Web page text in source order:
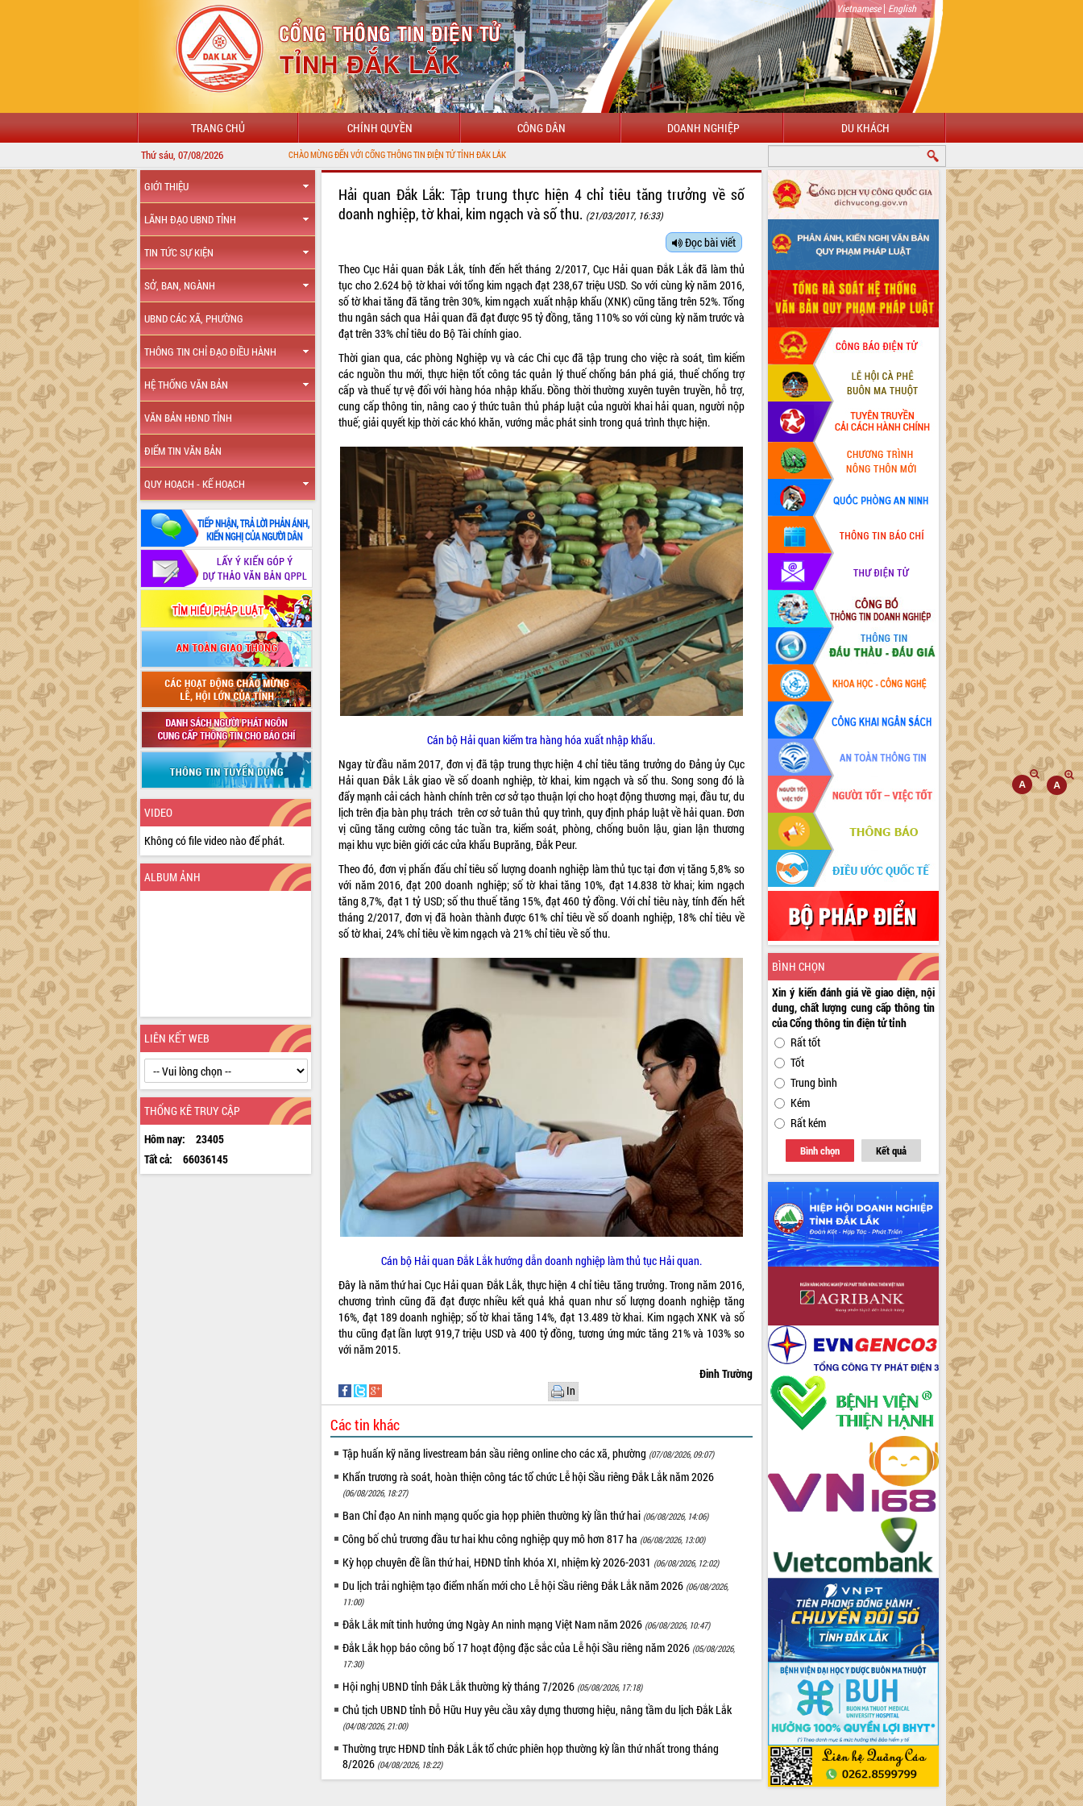
Vietnamese| English
TRANG CHỦ CHÍNH QUYỀN CÔNG DÂN DOANH NGHIỆP DU KHÁCH
Thứ sáu, 07/08/2026 CHÀO MỪNG ĐẾN VỚI CỔNG THÔNG TIN ĐIỆN TỬ TỈNH ĐẮK LẮK
GIỚI THIỆU
LÃNH ĐẠO UBND TỈNH
TIN TỨC SỰ KIỆN
SỞ, BAN, NGÀNH
UBND CÁC XÃ, PHƯỜNG
THÔNG TIN CHỈ ĐẠO ĐIỀU HÀNH
HỆ THỐNG VĂN BẢN
VĂN BẢN HĐND TỈNH
ĐIỂM TIN VĂN BẢN
QUY HOẠCH - KẾ HOẠCH
VIDEO
Không có file video nào để phát.
ALBUM ẢNH
LIÊN KẾT WEB
THỐNG KÊ TRUY CẬP
Hôm nay:
23405
Tất cả:
66036145
Hải quan Đắk Lắk: Tập trung thực hiện 4 chỉ tiêu tăng trưởng về số
doanh nghiệp, tờ khai, kim ngạch và số thu. (21/03/2017, 16:33)
Đọc bài viết
Theo Cục Hải quan Đắk Lắk, tính đến hết tháng 2/2017, Cục Hải quan Đắk Lắk đã làm thủ
tục cho 2.624 bộ tờ khai với tổng kim ngạch đạt 238,67 triệu USD. So với cùng kỳ năm 2016,
số tờ khai tăng đã tăng trên 30%, kim ngạch xuất nhập khẩu (XNK) cũng tăng trên 52%. Tổng
thu ngân sách qua Hải quan đã đạt được 95 tỷ đồng, tăng 110% so với cùng kỳ năm trước và
đạt trên 33% chỉ tiêu do Bộ Tài chính giao.
Thời gian qua, các phòng Nghiệp vụ và các Chi cục đã tập trung cho việc rà soát, tìm kiếm
các nguồn thu mới, thực hiện tốt công tác quản lý thuế chống bán phá giá, thuế chống trợ
cấp và thuế tự vệ đối với hàng hóa nhập khẩu. Đồng thời thường xuyên tuyên truyền, hỗ trợ,
cung cấp thông tin, nâng cao ý thức tuân thủ pháp luật của người khai hải quan, người nộp
thuế; giải quyết kịp thời các khó khăn, vướng mắc phát sinh trong quá trình thực hiện.
Cán bộ Hải quan kiểm tra hàng hóa xuất nhập khẩu.
Ngay từ đầu năm 2017, đơn vị đã tập trung thực hiện 4 chỉ tiêu tăng trưởng do Đảng ủy Cục
Hải quan Đắk Lắk giao về số doanh nghiệp, tờ khai, kim ngạch và số thu. Song song đó là
đẩy mạnh cải cách hành chính trên cơ sở tạo thuận lợi cho hoạt động thương mại, đầu tư, du
lịch trên địa bàn phụ trách trên cơ sở tuân thủ quy trình, quy định pháp luật về hải quan. Đơn
vị cũng tăng cường công tác tuần tra, kiểm soát, phòng, chống buôn lậu, gian lận thương
mại khu vực biên giới các cửa khẩu Buprăng, Đắk Peur.
Theo đó, đơn vị phấn đấu chỉ tiêu số lượng doanh nghiệp làm thủ tục tại đơn vị tăng 5,8% so
với năm 2016, đạt 200 doanh nghiệp; số tờ khai tăng 10%, đạt 14.838 tờ khai; kim ngạch
tăng 8,7%, đạt 1 tỷ USD; số thu thuế tăng 15%, đạt 460 tỷ đồng. Với chỉ tiêu này, tính đến hết
tháng 2/2017, đơn vị đã hoàn thành được 61% chỉ tiêu về số doanh nghiệp, 18% chỉ tiêu về
số tờ khai, 24% chỉ tiêu về kim ngạch và 21% chỉ tiêu về số thu.
Cán bộ Hải quan Đắk Lắk hướng dẫn doanh nghiệp làm thủ tục Hải quan.
Đây là năm thứ hai Cục Hải quan Đắk Lắk, thực hiện 4 chỉ tiêu tăng trưởng. Trong năm 2016,
chương trình cũng đã đạt được nhiều kết quả khả quan như số lượng doanh nghiệp tăng
16%, đạt 189 doanh nghiệp; số tờ khai tăng 14%, đạt 13.489 tờ khai. Kim ngạch XNK và số
thu cũng đạt lần lượt 919,7 triệu USD và 400 tỷ đồng, tương ứng mức tăng 21% và 103% so
với năm 2015.
Đinh Trường
In
Các tin khác
Tập huấn kỹ năng livestream bán sầu riêng online cho các xã, phường (07/08/2026, 09:07)
Khẩn trương rà soát, hoàn thiện công tác tổ chức Lễ hội Sầu riêng Đắk Lắk năm 2026
(06/08/2026, 18:27)
Ban Chỉ đạo An ninh mạng quốc gia họp phiên thường kỳ lần thứ hai (06/08/2026, 14:06)
Công bố chủ trương đầu tư hai khu công nghiệp quy mô hơn 817 ha (06/08/2026, 13:00)
Kỳ họp chuyên đề lần thứ hai, HĐND tỉnh khóa XI, nhiệm kỳ 2026-2031 (06/08/2026, 12:02)
Du lịch trải nghiệm tạo điểm nhấn mới cho Lễ hội Sầu riêng Đắk Lắk năm 2026 (06/08/2026,
11:00)
Đắk Lắk mít tinh hưởng ứng Ngày An ninh mạng Việt Nam năm 2026 (06/08/2026, 10:47)
Đắk Lắk họp báo công bố 17 hoạt động đặc sắc của Lễ hội Sầu riêng năm 2026 (05/08/2026,
17:30)
Hội nghị UBND tỉnh Đắk Lắk thường kỳ tháng 7/2026 (05/08/2026, 17:18)
Chủ tịch UBND tỉnh Đỗ Hữu Huy yêu cầu xây dựng thương hiệu, nâng tầm du lịch Đắk Lắk
(04/08/2026, 21:00)
Thường trực HĐND tỉnh Đắk Lắk tổ chức phiên họp thường kỳ lần thứ nhất trong tháng
8/2026 (04/08/2026, 18:22)
BÌNH CHỌN
Xin ý kiến đánh giá về giao diện, nội
dung, chất lượng cung cấp thông tin
của Cổng thông tin điện tử tỉnh
Rất tốt
Tốt
Trung bình
Kém
Rất kém
Bình chọn Kết quả